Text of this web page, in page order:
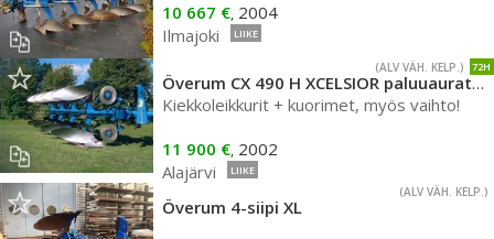
10 667 €, 2004
Ilmajoki
LIIKE
72H
(ALV VÄH. KELP.)
Överum CX 490 H XCELSIOR paluuaurat XL siipi
Kiekkoleikkurit + kuorimet, myös vaihto!
11 900 €, 2002
Alajärvi
LIIKE
(ALV VÄH. KELP.)
Överum 4-siipi XL